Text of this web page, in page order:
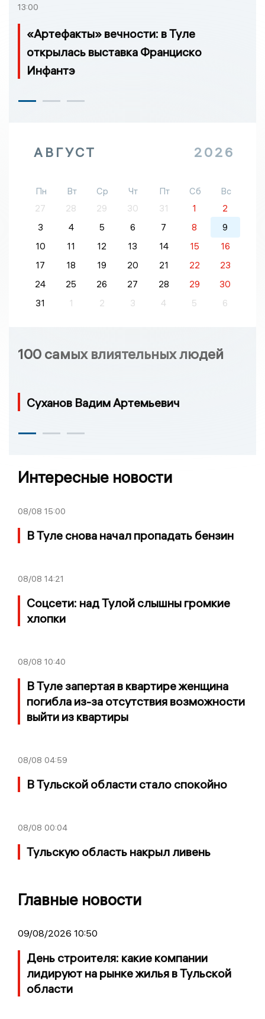
13:00
«Артефакты» вечности: в Туле
открылась выставка Франциско
Инфантэ
АВГУСТ 2026
Пн Вт Ср Чт Пт Сб
Вс
27
28 29 30 31 1
2
3
4 5 6 7 8
9
10
11 12 13 14 15
16
17
18 19 20 21 22
23
24
25 26 27 28 29
30
31
1 2 3 4 5 6
100 самых влиятельных людей
Суханов Вадим Артемьевич
Интересные новости
08/08 15:00
В Туле снова начал пропадать бензин
08/08 14:21
Соцсети: над Тулой слышны громкие
хлопки
08/08 10:40
В Туле запертая в квартире женщина
погибла из-за отсутствия возможности
выйти из квартиры
08/08 04:59
В Тульской области стало спокойно
08/08 00:04
Тульскую область накрыл ливень
Главные новости
09/08/2026 10:50
День строителя: какие компании
лидируют на рынке жилья в Тульской
области